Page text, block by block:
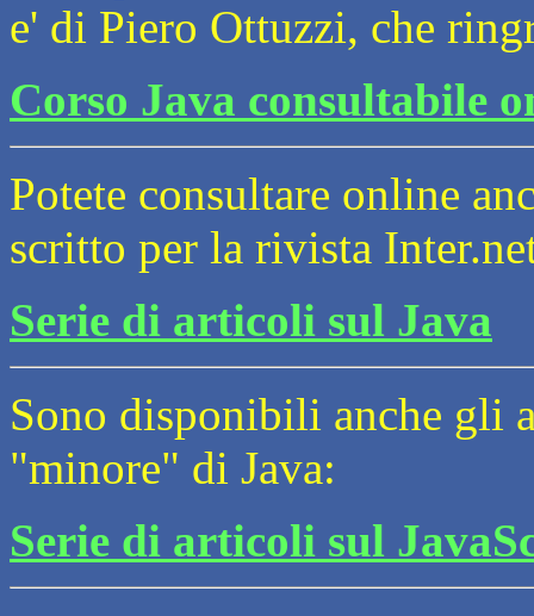
e' di Piero Ottuzzi, che
Corso Java consultabile
Potete consultare online
scritto per la rivista
Serie di articoli sul Java
Sono disponibili anche gli
"minore" di Java:
Serie di articoli sul